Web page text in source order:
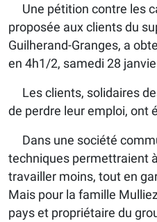
Une pétition contre les
proposée aux clients du
Guilherand-Granges, a
en 4h1/2, samedi 28
Les clients, solidaires
de perdre leur emploi, ont
Dans une société
techniques permettraient
travailler moins, tout en
Mais pour la famille
pays et propriétaire du